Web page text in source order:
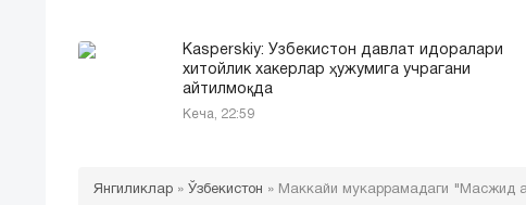
Kasperskiy: Ўзбекистон давлат идоралари
хитойлик хакерлар ҳужумига учрагани
айтилмоқда
Кеча, 22:59
Янгиликлар » Ўзбекистон » Маккайи мукаррамадаги "Масжид